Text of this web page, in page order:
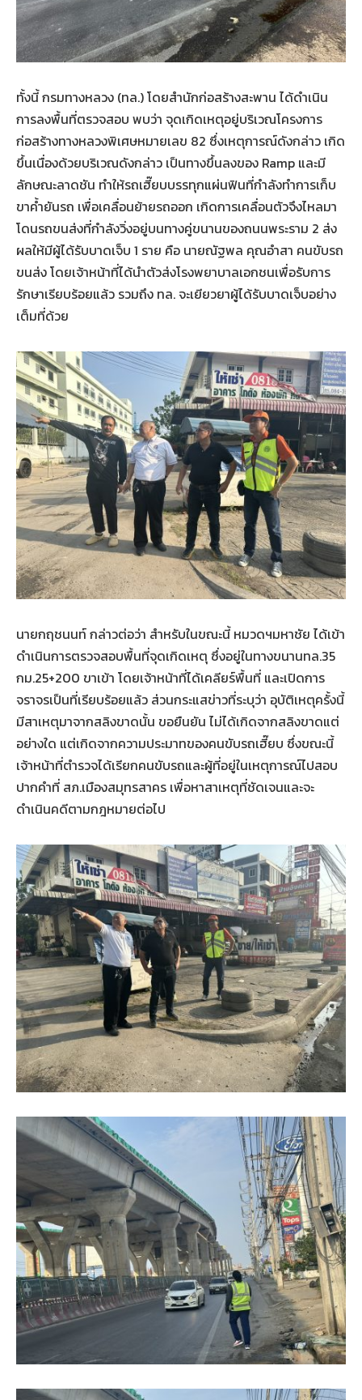
ทั้งนี้ กรมทางหลวง (ทล.) โดยสำนักก่อสร้างสะพาน ได้ดำเนิน
การลงพื้นที่ตรวจสอบ พบว่า จุดเกิดเหตุอยู่บริเวณโครงการ
ก่อสร้างทางหลวงพิเศษหมายเลข 82 ซึ่งเหตุการณ์ดังกล่าว เกิด
ขึ้นเนื่องด้วยบริเวณดังกล่าว เป็นทางขึ้นลงของ Ramp และมี
ลักษณะลาดชัน ทำให้รถเฮี๊ยบบรรทุกแผ่นฟินที่กำลังทำการเก็บ
ขาค้ำยันรถ เพื่อเคลื่อนย้ายรถออก เกิดการเคลื่อนตัวจึงไหลมา
โดนรถขนส่งที่กำลังวิ่งอยู่บนทางคู่ขนานของถนนพระราม 2 ส่ง
ผลให้มีผู้ได้รับบาดเจ็บ 1 ราย คือ นายณัฐพล คุณอำสา คนขับรถ
ขนส่ง โดยเจ้าหน้าที่ได้นำตัวส่งโรงพยาบาลเอกชนเพื่อรับการ
รักษาเรียบร้อยแล้ว รวมถึง ทล. จะเยียวยาผู้ได้รับบาดเจ็บอย่าง
เต็มที่ด้วย
นายกฤชนนท์ กล่าวต่อว่า สำหรับในขณะนี้ หมวดฯมหาชัย ได้เข้า
ดำเนินการตรวจสอบพื้นที่จุดเกิดเหตุ ซึ่งอยู่ในทางขนานทล.35
กม.25+200 ขาเข้า โดยเจ้าหน้าที่ได้เคลียร์พื้นที่ และเปิดการ
จราจรเป็นที่เรียบร้อยแล้ว ส่วนกระแสข่าวที่ระบุว่า อุบัติเหตุครั้งนี้
มีสาเหตุมาจากสลิงขาดนั้น ขอยืนยัน ไม่ได้เกิดจากสลิงขาดแต่
อย่างใด แต่เกิดจากความประมาทของคนขับรถเฮี๊ยบ ซึ่งขณะนี้
เจ้าหน้าที่ตำรวจได้เรียกคนขับรถและผู้ที่อยู่ในเหตุการณ์ไปสอบ
ปากคำที่ สภ.เมืองสมุทรสาคร เพื่อหาสาเหตุที่ชัดเจนและจะ
ดำเนินคดีตามกฎหมายต่อไป